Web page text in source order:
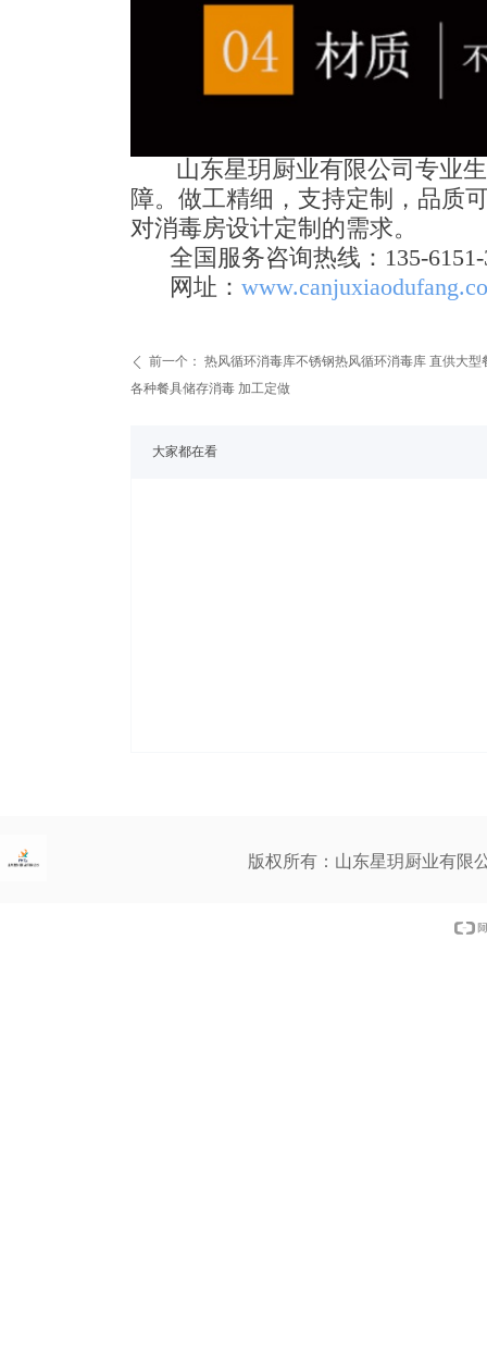
大家都在看
ꄴ 前一个： 热风循环消毒库不锈钢热风循环消毒库 直供大
各种餐具储存消毒 加工定做
山东星玥厨业有限公司专业生
障。做工精细，支持定制，品质
对消毒房设计定制的需求。
全国服务咨询热线：135-6151-
网址：
版权所有：山东星玥厨业有限